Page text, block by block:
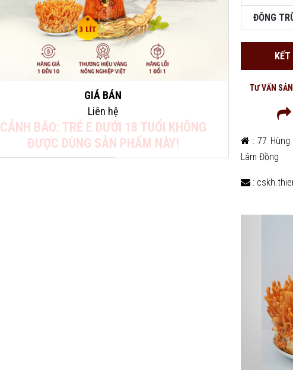
GIÁ BÁN
Liên hệ
CẢNH BÁO: TRẺ E DƯỚI 18 TUỔI KHÔNG
ĐƯỢC DÙNG SẢN PHẨM NÀY!
ĐÔNG
KẾT
TƯ VẤN
: 77 Hùng
Lâm Đồng
: